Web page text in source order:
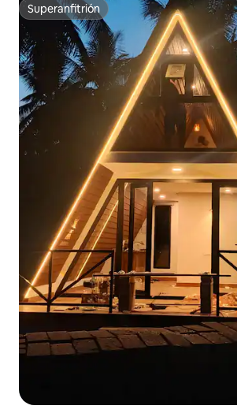
Superanfitrión
Superanfitrión